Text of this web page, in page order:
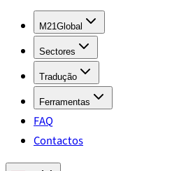
M21Global
Sectores
Tradução
Ferramentas
FAQ
Contactos